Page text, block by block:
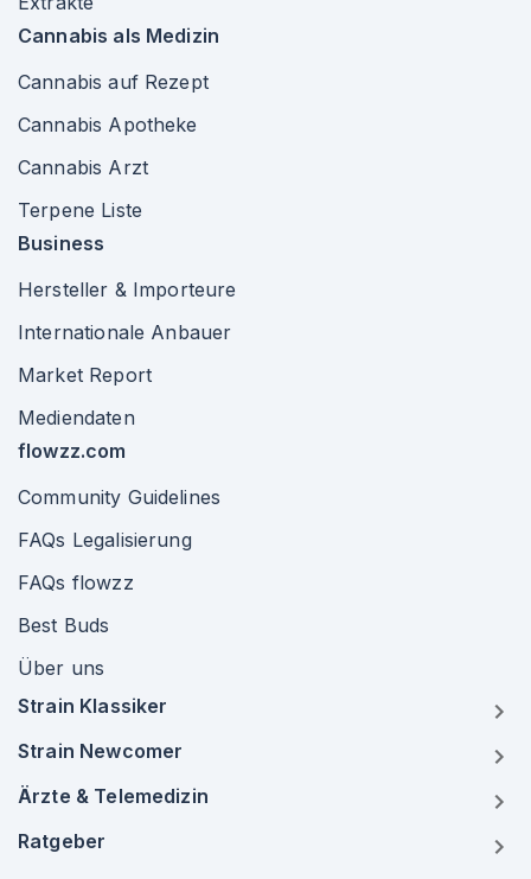
Cannabis als Medizin
Cannabis auf Rezept
Cannabis Apotheke
Cannabis Arzt
Terpene Liste
Business
Hersteller & Importeure
Internationale Anbauer
Market Report
Mediendaten
flowzz.com
Community Guidelines
FAQs Legalisierung
FAQs flowzz
Best Buds
Über uns
Strain Klassiker
Strain Newcomer
Ärzte & Telemedizin
Ratgeber